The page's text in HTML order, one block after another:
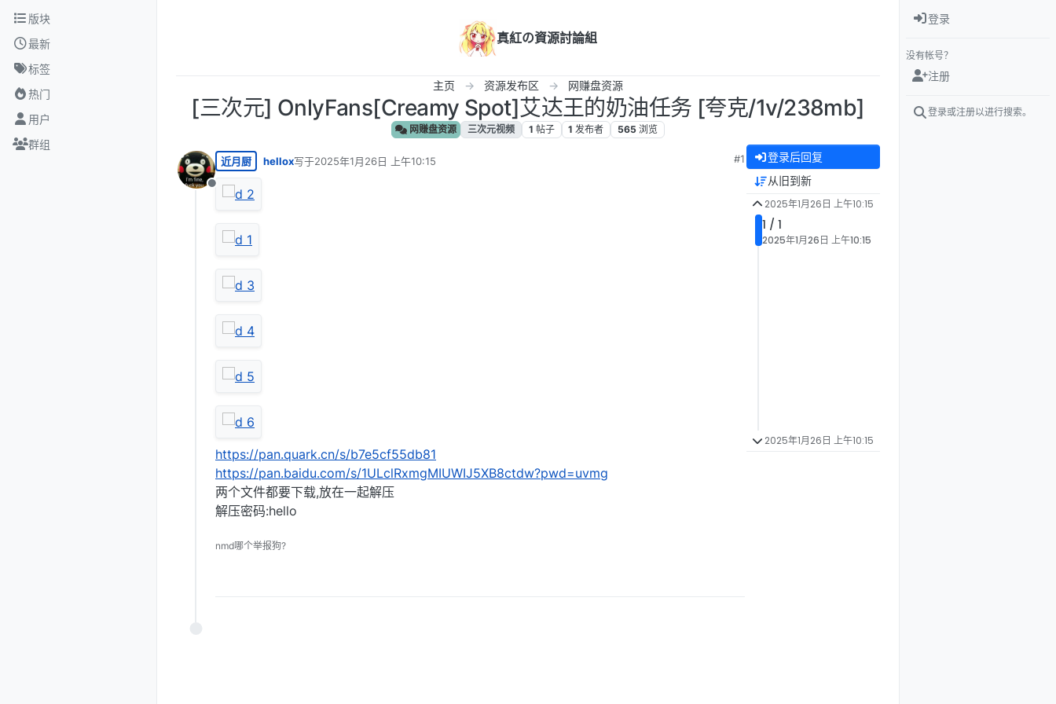
跳转至内容
版块
最新
标签
热门
用户
群组
真紅の資源討論組
主页 资源发布区 网赚盘资源
[三次元] OnlyFans[Creamy Spot]艾达王的奶油任务 [夸克/1v/238mb]
网赚盘资源 三次元视频 1 帖子 1 发布者 565 浏览
离线
近月厨 hellox写于2025年1月26日 上午10:15
最后由 编辑
#1
https://pan.quark.cn/s/b7e5cf55db81
https://pan.baidu.com/s/1ULclRxmgMIUWIJ5XB8ctdw?pwd=uvmg
两个文件都要下载,放在一起解压
解压密码:hello
nmd哪个举报狗?
登录后回复
从旧到新
2025年1月26日 上午10:15
1 / 1
2025年1月26日 上午10:15
2025年1月26日 上午10:15
登录
没有帐号？
注册
登录或注册以进行搜索。